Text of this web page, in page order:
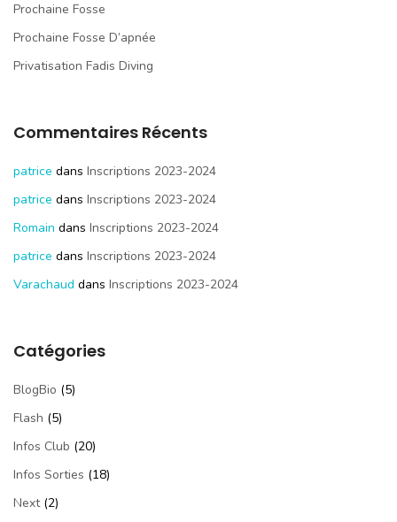
Prochaine Fosse
Prochaine Fosse D’apnée
Privatisation Fadis Diving
Commentaires Récents
patrice dans Inscriptions 2023-2024
patrice dans Inscriptions 2023-2024
Romain dans Inscriptions 2023-2024
patrice dans Inscriptions 2023-2024
Varachaud dans Inscriptions 2023-2024
Catégories
BlogBio (5)
Flash (5)
Infos Club (20)
Infos Sorties (18)
Next(2)